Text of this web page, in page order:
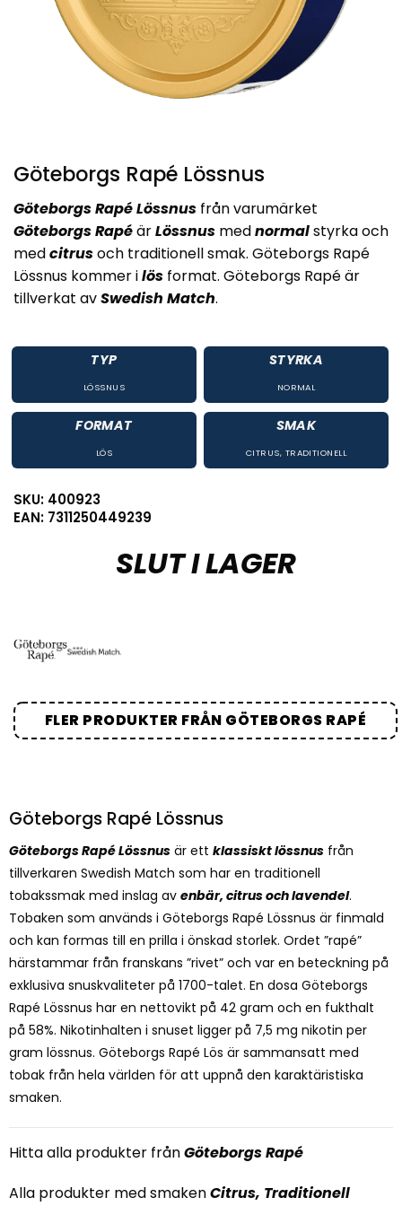
Göteborgs Rapé Lössnus
Göteborgs Rapé Lössnus från varumärket
Göteborgs RapéärLössnus mednormalstyrka och
medcitrusoch traditionell smak. Göteborgs Rapé
Lössnus kommer ilös format. Göteborgs Rapé är
tillverkat avSwedish Match.
TYP
LÖSSNUS
STYRKA
NORMAL
FORMAT
LÖS
SMAK
CITRUS, TRADITIONELL
SKU: 400923
EAN: 7311250449239
SLUT I LAGER
FLER PRODUKTER FRÅN GÖTEBORGS RAPÉ
Göteborgs Rapé Lössnus
Göteborgs Rapé Lössnusär ett klassiskt lössnusfrån
tillverkaren Swedish Match som har en traditionell
tobakssmak med inslag av enbär, citrus och lavendel.
Tobaken som används i Göteborgs Rapé Lössnus är finmald
och kan formas till en prilla i önskad storlek. Ordet ”rapé”
härstammar från franskans ”rivet” och var en beteckning på
exklusiva snuskvaliteter på 1700-talet. En dosa Göteborgs
Rapé Lössnus har en nettovikt på 42 gram och en fukthalt
på 58%. Nikotinhalten i snuset ligger på 7,5 mg nikotin per
gram lössnus. Göteborgs Rapé Lös är sammansatt med
tobak från hela världen för att uppnå den karaktäristiska
smaken.
Hitta alla produkter frånGöteborgs Rapé
Alla produkter med smakenCitrus, Traditionell